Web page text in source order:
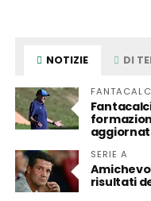
NOTIZIE DI
SERIE A
risultati